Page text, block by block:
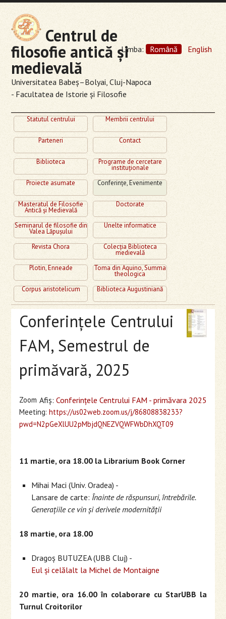
Centrul de
filosofie antică şi
medievală
Universitatea Babeş–Bolyai, Cluj-Napoca
- Facultatea de Istorie şi Filosofie
Statutul centrului Membrii centrului
Parteneri Contact
Biblioteca Programe de cercetare
instituţionale
Proiecte asumate
Conferinţe, Evenimente
Masteratul de Filosofie
Antică şi Medievală
Doctorate
Seminarul de filosofie din
Valea Lăpuşului
Unelte informatice
Revista Chora Colecţia Biblioteca
medievală
Plotin, Enneade
Toma din Aquino, Summa
theologica
Corpus aristotelicum
Biblioteca Augustiniană
Conferinţele Centrului
FAM, Semestrul de
primăvară, 2025
Afiş: Conferinţele Centrului FAM - primăvara 2025
Zoom
Meeting:https://us02web.zoom.us/j/86808838233?
pwd=N2pGeXlUU2pMbjdQNEZVQWFWbDhXQT09
11 martie, ora 18.00 la Librarium Book Corner
Mihai Maci (Univ. Oradea) -
Lansare de carte: Înainte de răspunsuri, întrebările.
Generațiile ce vin și derivele modernității
18 martie, ora 18.00
Dragoș BUTUZEA (UBB Cluj) -
Eul și celălalt la Michel de Montaigne
20 martie, ora 16.00 în colaborare cu StarUBB la
Turnul Croitorilor
Limba: Română English